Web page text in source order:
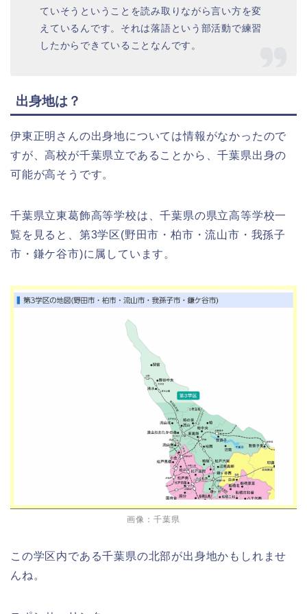
ていそうということを読み取りながら言い方を変
えているんです。それは落語という部活動で練習
したからできていることなんです。
出身地は？
伊東正明さんの出身地については情報がなかったので
すが、高校が千葉県立であることから、千葉県出身の
可能が高そうです。
千葉県立東葛飾高等学校は、千葉県の県立高等学校一
覧を見ると、第3学区(野田市・柏市・流山市・我孫子
市・鎌ケ谷市)に属しています。
画像： 千葉県
この学区内である千葉県の北部が出身地かもしれませ
んね。